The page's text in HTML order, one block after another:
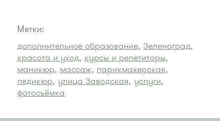
Метки:
дополнительное образование, Зеленоград,
красота и уход, курсы и репетиторы,
маникюр, массаж, парикмахерская,
педикюр, улица Заводская, услуги,
фотосъёмка